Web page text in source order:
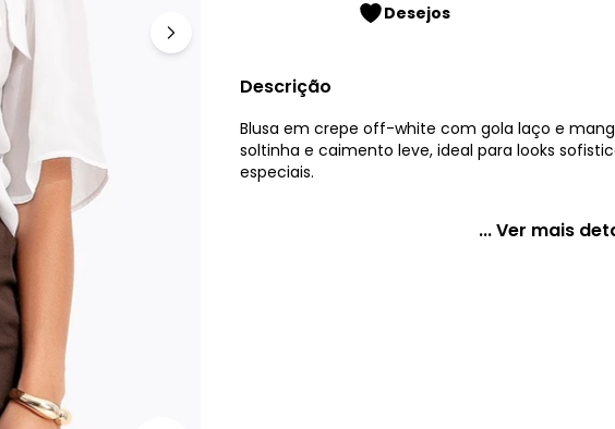
Desejos
Descrição
Blusa em crepe off-white com gola laço e
soltinha e caimento leve, ideal para looks
especiais.
... Ver mais